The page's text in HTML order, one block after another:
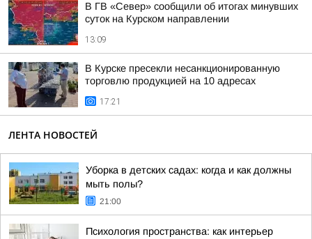
В ГВ «Север» сообщили об итогах минувших
суток на Курском направлении
13:09
В Курске пресекли несанкционированную
торговлю продукцией на 10 адресах
17:21
ЛЕНТА НОВОСТЕЙ
Уборка в детских садах: когда и как должны
мыть полы?
21:00
Психология пространства: как интерьер